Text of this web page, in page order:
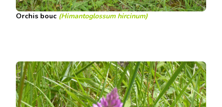
Orchis bouc (Himantoglossum hircinum)